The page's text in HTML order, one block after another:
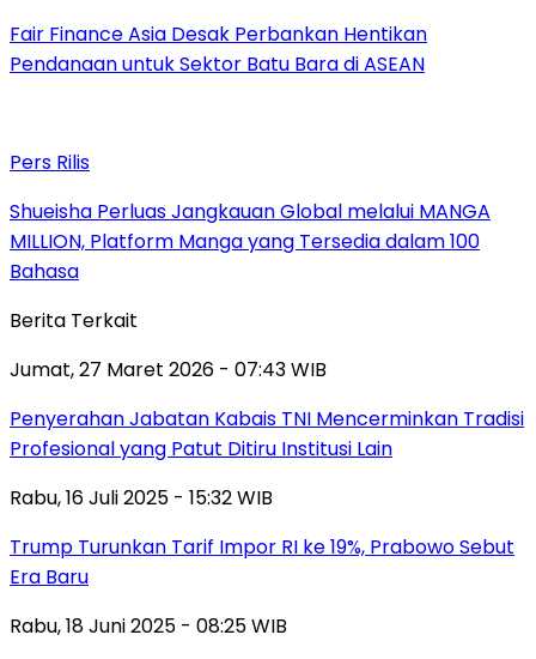
Fair Finance Asia Desak Perbankan Hentikan
Pendanaan untuk Sektor Batu Bara di ASEAN
Pers Rilis
Shueisha Perluas Jangkauan Global melalui MANGA
MILLION, Platform Manga yang Tersedia dalam 100
Bahasa
Berita Terkait
Jumat, 27 Maret 2026 - 07:43 WIB
Penyerahan Jabatan Kabais TNI Mencerminkan Tradisi
Profesional yang Patut Ditiru Institusi Lain
Rabu, 16 Juli 2025 - 15:32 WIB
Trump Turunkan Tarif Impor RI ke 19%, Prabowo Sebut
Era Baru
Rabu, 18 Juni 2025 - 08:25 WIB